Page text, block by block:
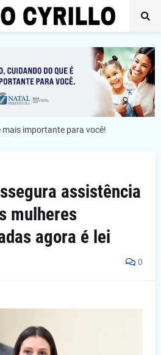
mais importante para você!
assistência
mulheres
agora é lei
0